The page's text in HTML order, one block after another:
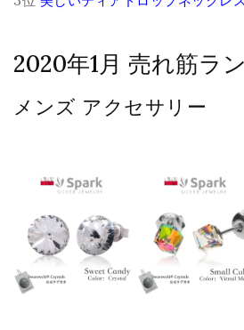
2020年1月 売れ筋ラ
メンズ アクセサリー